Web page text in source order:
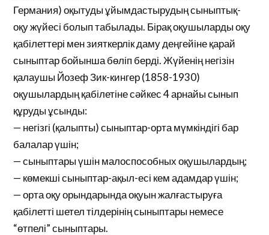
Германия) оқытуды ұйымдастырудың сыныптық-
оқу жүйесі болып табылады. Бірақ оқушыларды оқу
қабілеттері мен зияткерлік даму деңгейіне қарай
сыныптар бойынша бөліп берді. Жүйенің негізін
қалаушы Йозеф Зик-кингер (1858-1930)
оқушылардың қабілетіне сәйкес 4 арнайы сынып
құруды ұсынды:
— негізгі (қалыпты) сыныптар-орта мүмкіндігі бар
балалар үшін;
— сыныптары үшін малоспособных оқушылардың;
— көмекші сыныптар-ақыл-есі кем адамдар үшін;
— орта оқу орындарында оқуын жалғастыруға
қабілетті шетел тілдерінің сыныптары немесе
“өтпелі” сыныптары.